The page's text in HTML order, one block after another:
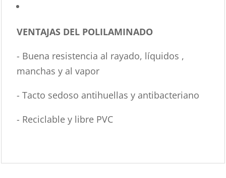
VENTAJAS DEL POLILAMINADO
- Buena resistencia al rayado, líquidos ,
manchas y al vapor
- Tacto sedoso antihuellas y antibacteriano
- Reciclable y libre PVC